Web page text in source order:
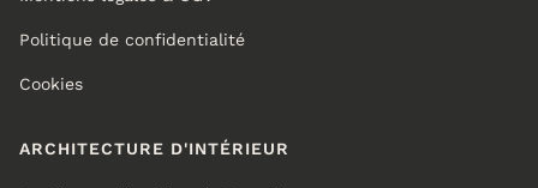
Politique de confidentialité
Cookies
ARCHITECTURE D'INTÉRIEUR